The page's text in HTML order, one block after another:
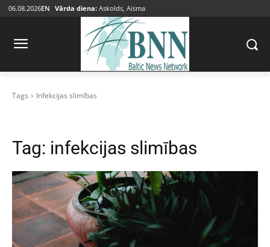
06.08.2026EN Vārda diena: Askolds, Aisma
Tags Infekcijas slimības
Tag: infekcijas slimības